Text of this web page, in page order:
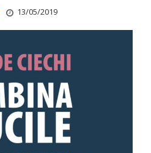
13/05/2019